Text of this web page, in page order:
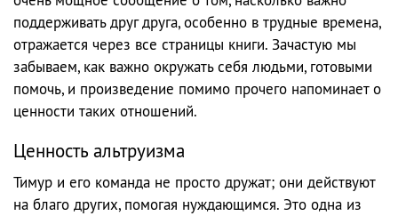
поддерживать друг друга, особенно в трудные времена,
отражается через все страницы книги. Зачастую мы
забываем, как важно окружать себя людьми, готовыми
помочь, и произведение помимо прочего напоминает о
ценности таких отношений.
Ценность альтруизма
Тимур и его команда не просто дружат; они действуют
на благо других, помогая нуждающимся. Это одна из